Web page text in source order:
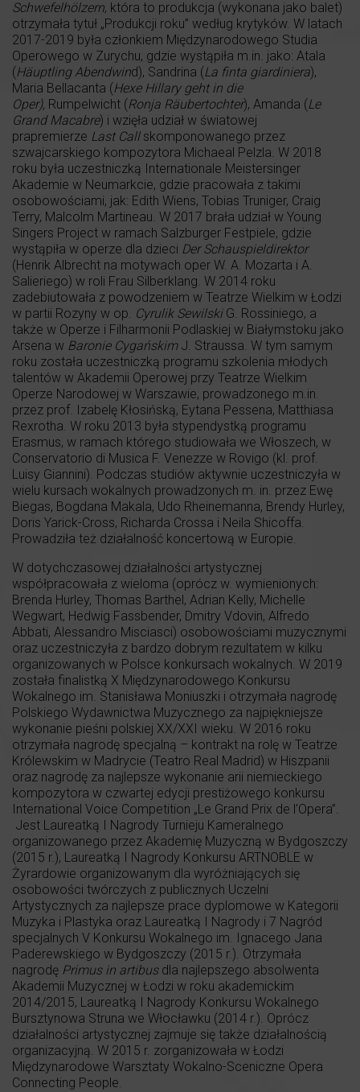
Schwefelhölzern, która to produkcja (wykonana jako balet)
otrzymała tytuł „Produkcji roku” według krytyków. W latach
2017-2019 była członkiem Międzynarodowego Studia
Operowego w Zurychu, gdzie wystąpiła m.in. jako: Atala
(Häuptling Abendwind), Sandrina (La finta giardiniera),
Maria Bellacanta (Hexe Hillary geht in die
Oper), Rumpelwicht (Ronja Räubertochter), Amanda (Le
Grand Macabre) i wzięła udział w światowej
prapremierze Last Call skomponowanego przez
szwajcarskiego kompozytora Michaeal Pelzla. W 2018
roku była uczestniczką Internationale Meistersinger
Akademie w Neumarkcie, gdzie pracowała z takimi
osobowościami, jak: Edith Wiens, Tobias Truniger, Craig
Terry, Malcolm Martineau. W 2017 brała udział w Young
Singers Project w ramach Salzburger Festpiele, gdzie
wystąpiła w operze dla dzieci Der Schauspieldirektor
(Henrik Albrecht na motywach oper W. A. Mozarta i A.
Salieriego) w roli Frau Silberklang. W 2014 roku
zadebiutowała z powodzeniem w Teatrze Wielkim w Łodzi
w partii Rozyny w op. Cyrulik SewilskiG. Rossiniego, a
także w Operze i Filharmonii Podlaskiej w Białymstoku jako
Arsena w Baronie CygańskimJ. Straussa. W tym samym
roku została uczestniczką programu szkolenia młodych
talentów w Akademii Operowej przy Teatrze Wielkim
Operze Narodowej w Warszawie, prowadzonego m.in.
przez prof. Izabelę Kłosińską, Eytana Pessena, Matthiasa
Rexrotha. W roku 2013 była stypendystką programu
Erasmus, w ramach którego studiowała we Włoszech, w
Conservatorio di Musica F. Venezze w Rovigo (kl. prof.
Luisy Giannini). Podczas studiów aktywnie uczestniczyła w
wielu kursach wokalnych prowadzonych m. in. przez Ewę
Biegas, Bogdana Makala, Udo Rheinemanna, Brendy Hurley,
Doris Yarick-Cross, Richarda Crossa i Neila Shicoffa.
Prowadziła też działalność koncertową w Europie.
W dotychczasowej działalności artystycznej
współpracowała z wieloma (oprócz w. wymienionych:
Brenda Hurley, Thomas Barthel, Adrian Kelly, Michelle
Wegwart, Hedwig Fassbender, Dmitry Vdovin, Alfredo
Abbati, Alessandro Misciasci) osobowościami muzycznymi
oraz uczestniczyła z bardzo dobrym rezultatem w kilku
organizowanych w Polsce konkursach wokalnych. W 2019
została finalistką X Międzynarodowego Konkursu
Wokalnego im. Stanisława Moniuszki i otrzymała nagrodę
Polskiego Wydawnictwa Muzycznego za najpiękniejsze
wykonanie pieśni polskiej XX/XXI wieku. W 2016 roku
otrzymała nagrodę specjalną – kontrakt na rolę w Teatrze
Królewskim w Madrycie (Teatro Real Madrid) w Hiszpanii
oraz nagrodę za najlepsze wykonanie arii niemieckiego
kompozytora w czwartej edycji prestiżowego konkursu
International Voice Competition „Le Grand Prix de l’Opera”.
Jest Laureatką I Nagrody Turnieju Kameralnego
organizowanego przez Akademię Muzyczną w Bydgoszczy
(2015 r.), Laureatką I Nagrody Konkursu ARTNOBLE w
Żyrardowie organizowanym dla wyróżniających się
osobowości twórczych z publicznych Uczelni
Artystycznych za najlepsze prace dyplomowe w Kategorii
Muzyka i Plastyka oraz Laureatką I Nagrody i 7 Nagród
specjalnych V Konkursu Wokalnego im. Ignacego Jana
Paderewskiego w Bydgoszczy (2015 r.). Otrzymała
nagrodę Primus in artibusdla najlepszego absolwenta
Akademii Muzycznej w Łodzi w roku akademickim
2014/2015, Laureatką I Nagrody Konkursu Wokalnego
Bursztynowa Struna we Włocławku (2014 r.). Oprócz
działalności artystycznej zajmuje się także działalnością
organizacyjną. W 2015 r. zorganizowała w Łodzi
Międzynarodowe Warsztaty Wokalno-Sceniczne Opera
Connecting People.